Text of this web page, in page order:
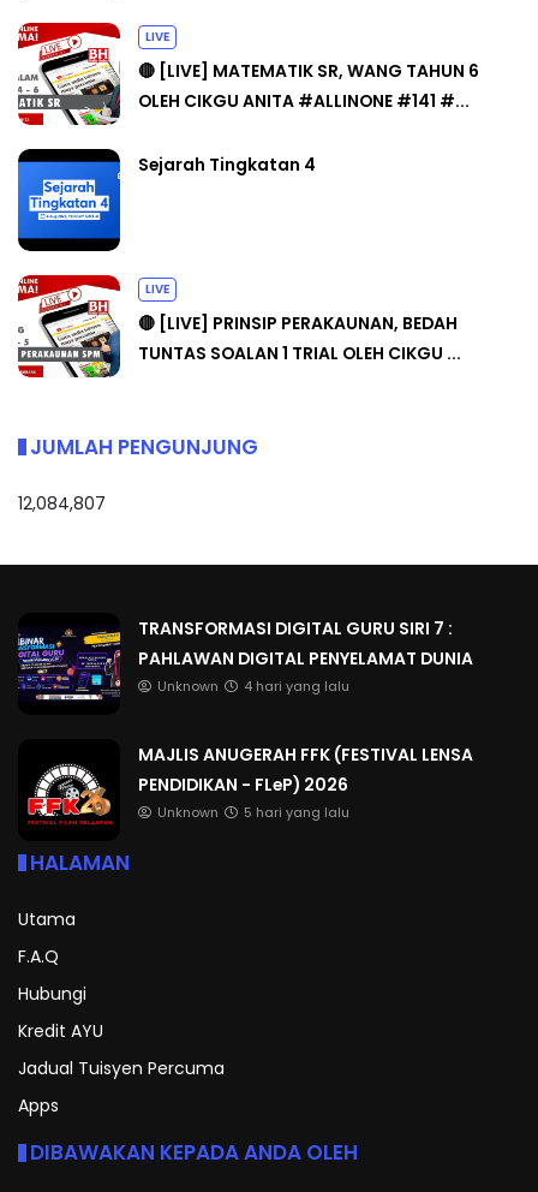
LIVE
🔴 [LIVE] MATEMATIK SR, WANG TAHUN 6
OLEH CIKGU ANITA #ALLINONE #141 #...
Sejarah Tingkatan 4
LIVE
🔴 [LIVE] PRINSIP PERAKAUNAN, BEDAH
TUNTAS SOALAN 1 TRIAL OLEH CIKGU ...
JUMLAH PENGUNJUNG
12,084,807
TRANSFORMASI DIGITAL GURU SIRI 7 :
PAHLAWAN DIGITAL PENYELAMAT DUNIA
Unknown 4 hari yang lalu
MAJLIS ANUGERAH FFK (FESTIVAL LENSA
PENDIDIKAN - FLeP) 2026
Unknown 5 hari yang lalu
HALAMAN
Utama
F.A.Q
Hubungi
Kredit AYU
Jadual Tuisyen Percuma
Apps
DIBAWAKAN KEPADA ANDA OLEH